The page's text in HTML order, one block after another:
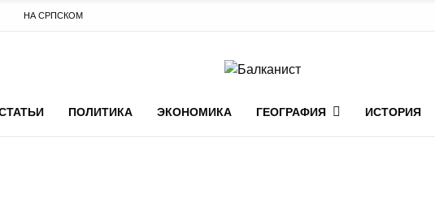
НА СРПСКОМ
ПОЛИТИКА ЭКОНОМИКА ГЕОГРАФИЯ ИСТОРИЯ